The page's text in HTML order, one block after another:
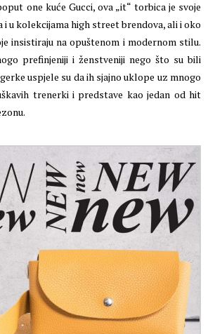
one kuće Gucci, ova „it“ torbica je svoje
i u kolekcijama high street brendova, ali i oko
insistiraju na opuštenom i modernom stilu.
prefinjeniji i ženstveniji nego što su bili
uspjele su da ih sjajno uklope uz mnogo
trenerki i predstave kao jedan od hit